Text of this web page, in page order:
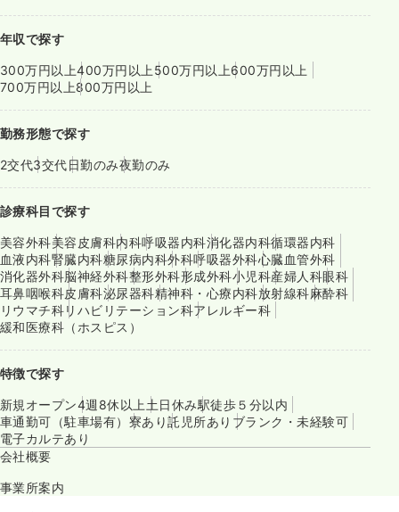
年収で探す
300万円以上400万円以上 500万円以上600万円以上
700万円以上800万円以上
勤務形態で探す
2交代3交代日勤のみ夜勤のみ
診療科目で探す
美容外科美容皮膚科内科呼吸器内科消化器内科循環器内科
血液内科腎臓内科糖尿病内科外科呼吸器外科心臓血管外科
消化器外科脳神経外科整形外科形成外科小児科産婦人科眼科
耳鼻咽喉科皮膚科泌尿器科精神科・心療内科放射線科麻酔科
リウマチ科リハビリテーション科アレルギー科
緩和医療科（ホスピス）
特徴で探す
新規オープン4週8休以上 土日休み駅徒歩５分以内
車通勤可（駐車場有） 寮あり託児所あり ブランク・未経験可
電子カルテあり
会社概要
事業所案内